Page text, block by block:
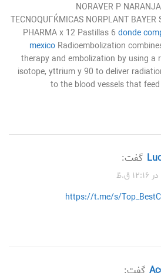
405 NORAVER P
TECNOQUГЌMICAS NORPLANT BAYER
PHARMA x 12 Pastillas 6 donde
mexico Radioembolization
therapy and embolization by using a
isotope, yttrium y 90 to deliver
to the blood vessels that
گفت:
https://t.me/s/
گفت: